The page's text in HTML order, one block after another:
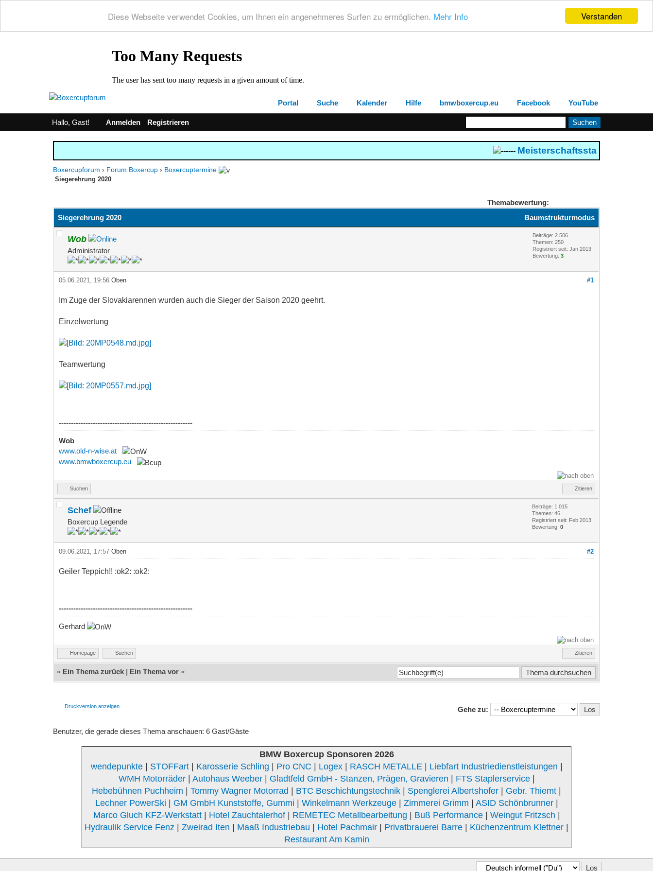
Verstanden
Diese Webseite verwendet Cookies, um Ihnen ein angenehmeres Surfen zu ermöglichen. Mehr Info
Portal Suche Kalender Hilfe bmwboxercup.eu Facebook YouTube
Hallo, Gast! Anmelden Registrieren
------Meisterschaftsstand 2026
Boxercupforum › Forum Boxercup › Boxercuptermine
Siegerehrung 2020
Themabewertung:
Baumstrukturmodus
Siegerehrung 2020
Wob
Administrator
Beiträge: 2.506
Themen: 250
Registriert seit: Jan 2013
Bewertung:3
#1
05.06.2021, 19:56Oben
Im Zuge der Slovakiarennen wurden auch die Sieger der Saison 2020 geehrt.
Einzelwertung
Teamwertung
-------------------------------------------------------
Wob
www.old-n-wise.at
www.bmwboxercup.eu
Suchen Zitieren
Schef
Boxercup Legende
Beiträge: 1.015
Themen: 46
Registriert seit: Feb 2013
Bewertung:0
#2
09.06.2021, 17:57Oben
Geiler Teppich!! :ok2: :ok2:
-------------------------------------------------------
Gerhard
Homepage Suchen Zitieren
« Ein Thema zurück | Ein Thema vor »
Druckversion anzeigen Gehe zu:
Benutzer, die gerade dieses Thema anschauen: 6 Gast/Gäste
BMW Boxercup Sponsoren 2026
wendepunkte| STOFFart| Karosserie Schling | Pro CNC | Logex| RASCH METALLE | Liebfart Industriedienstleistungen |
WMH Motorräder| Autohaus Weeber| Gladtfeld GmbH - Stanzen, Prägen, Gravieren | FTS Staplerservice|
Hebebühnen Puchheim | Tommy Wagner Motorrad | BTC Beschichtungstechnik | Spenglerei Albertshofer | Gebr. Thiemt |
Lechner PowerSki | GM GmbH Kunststoffe, Gummi | Winkelmann Werkzeuge| Zimmerei Grimm | ASID Schönbrunner|
Marco Gluch KFZ-Werkstatt| Hotel Zauchtalerhof| REMETEC Metallbearbeitung | Buß Performance| Weingut Fritzsch |
Hydraulik Service Fenz | Zweirad Iten | Maaß Industriebau | Hotel Pachmair | Privatbrauerei Barre | Küchenzentrum Klettner |
Restaurant Am Kamin